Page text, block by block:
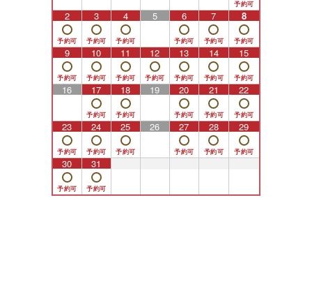
2 3 4 5 6 7 8
9 10 11 12 13 14 15
16 17 18 19 20 21 22
23 24 25 26 27 28 29
30 31